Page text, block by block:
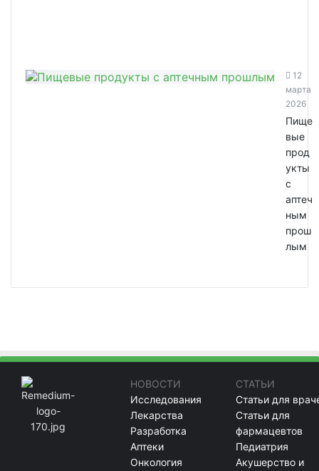
12
марта
2026
Пище
вые
прод
укты
с
аптеч
ным
прош
лым
НОВОСТИ
Исследования
Лекарства
Разработка
Аптеки
Онкология
СТАТЬИ
Статьи для
Статьи для
фармацевтов
Педиатрия
Акушерство и